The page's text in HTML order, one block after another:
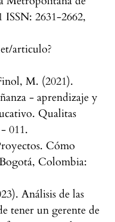
ISSN: 2631-2662,
articulo?
M. (2021).
- aprendizaje y
Qualitas
011.
Cómo
Colombia:
Análisis de las
tener un gerente de